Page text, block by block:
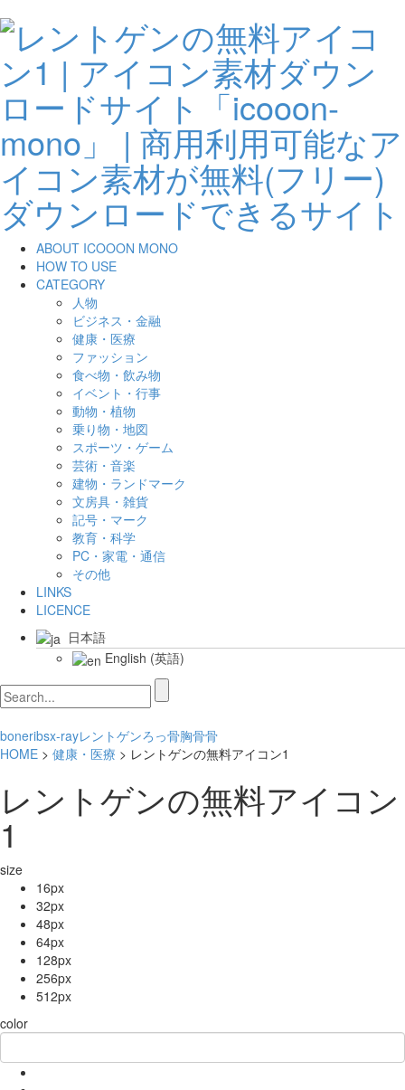
ABOUT ICOOON MONO
HOW TO USE
CATEGORY
人物
ビジネス・金融
健康・医療
ファッション
食べ物・飲み物
イベント・行事
動物・植物
乗り物・地図
スポーツ・ゲーム
芸術・音楽
建物・ランドマーク
文房具・雑貨
記号・マーク
教育・科学
PC・家電・通信
その他
LINKS
LICENCE
日本語
English (英語)
boneribsx-rayレントゲンろっ骨胸骨骨
HOME > 健康・医療 > レントゲンの無料アイコン1
レントゲンの無料アイコン
1
size
16px
32px
48px
64px
128px
256px
512px
color